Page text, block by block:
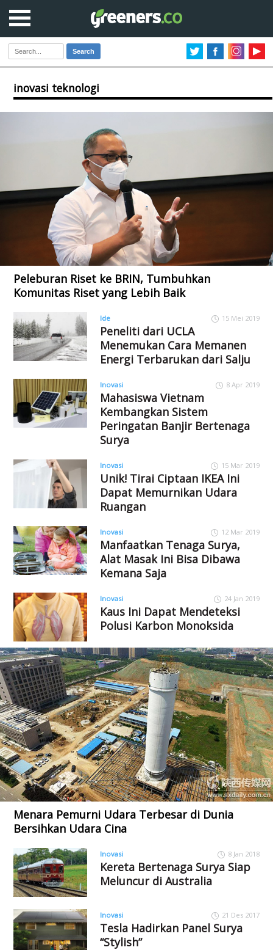
Search
inovasi teknologi
Peleburan Riset ke BRIN, Tumbuhkan
Komunitas Riset yang Lebih Baik
Ide 15 Mei 2019
Peneliti dari UCLA
Menemukan Cara Memanen
Energi Terbarukan dari Salju
Inovasi 8 Apr 2019
Mahasiswa Vietnam
Kembangkan Sistem
Peringatan Banjir Bertenaga
Surya
Inovasi 15 Mar 2019
Unik! Tirai Ciptaan IKEA Ini
Dapat Memurnikan Udara
Ruangan
Inovasi 12 Mar 2019
Manfaatkan Tenaga Surya,
Alat Masak Ini Bisa Dibawa
Kemana Saja
Inovasi 24 Jan 2019
Kaus Ini Dapat Mendeteksi
Polusi Karbon Monoksida
Menara Pemurni Udara Terbesar di Dunia
Bersihkan Udara Cina
Inovasi 8 Jan 2018
Kereta Bertenaga Surya Siap
Meluncur di Australia
Inovasi 21 Des 2017
Tesla Hadirkan Panel Surya
“Stylish”